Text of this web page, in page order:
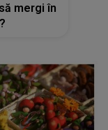
mergi în